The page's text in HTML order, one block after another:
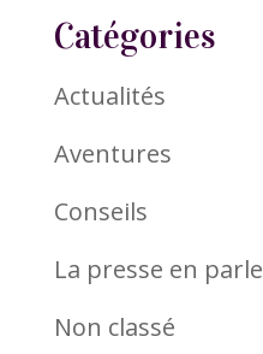
Catégories
Actualités
Aventures
Conseils
La presse en parle
Non classé